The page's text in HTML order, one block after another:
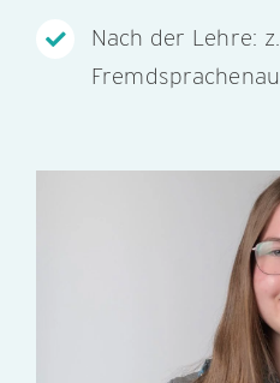
Nach der Lehre: